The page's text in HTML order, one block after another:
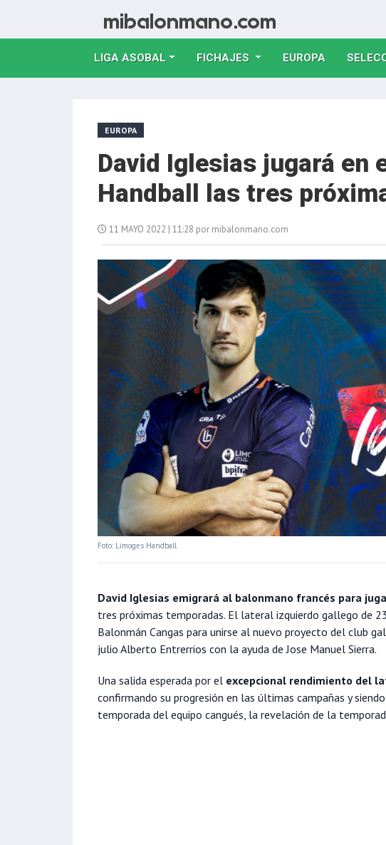
LIGA ASOBAL FICHAJES EUROPA(CURRENT)
EUROPA
David Iglesias jugará en
Handball las tres
11 MAYO 2022 | 11:28 por mibalonmano.com
Foto: Limoges Handball
David Iglesias emigrará al balonmano francés para
tres próximas temporadas. El lateral izquierdo gallego de
Balonmán Cangas para unirse al nuevo proyecto del club
julio Alberto Entrerrios con la ayuda de Jose Manuel Sierra.
Una salida esperada por el excepcional rendimiento del
confirmando su progresión en las últimas campañas y
temporada del equipo cangués, la revelación de la